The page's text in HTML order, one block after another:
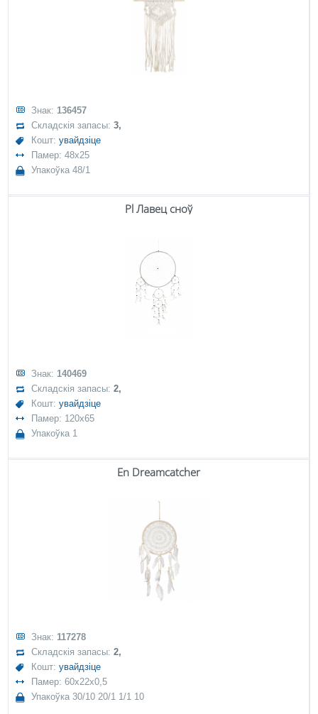
Знак: 136457
Складскія запасы:3,
Кошт:увайдзіце
Памер: 48x25
Упакоўка 48/1
Pl Лавец сноў
Знак: 140469
Складскія запасы:2,
Кошт:увайдзіце
Памер: 120x65
Упакоўка 1
En Dreamcatcher
Знак: 117278
Складскія запасы:2,
Кошт:увайдзіце
Памер: 60x22x0,5
Упакоўка 30/10 20/1 1/1 10